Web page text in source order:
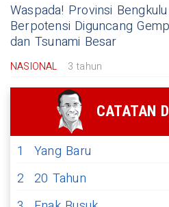
Waspada! Provinsi Bengkulu
Berpotensi Diguncang
dan Tsunami Besar
NASIONAL 3 tahun
CATATAN
1
Yang Baru
2 20 Tahun